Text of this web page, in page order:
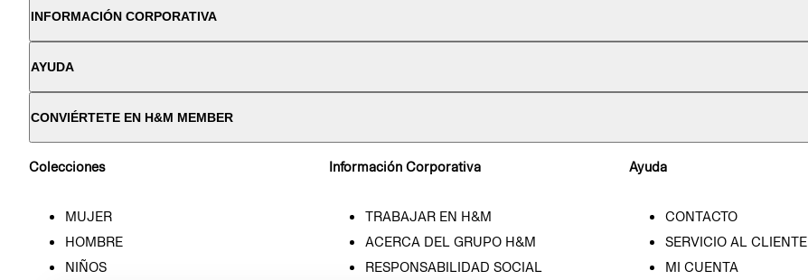
INFORMACIÓN CORPORATIVA
AYUDA
CONVIÉRTETE EN H&M MEMBER
Colecciones
MUJER
HOMBRE
NIÑOS
Información Corporativa
TRABAJAR EN H&M
ACERCA DEL GRUPO H&M
RESPONSABILIDAD SOCIAL
Ayuda
CONTACTO
SERVICIO AL CLIENTE
MI CUENTA